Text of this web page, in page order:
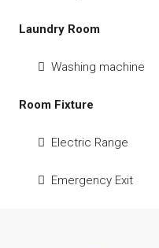
Laundry Room
Washing machine
Room Fixture
Electric Range
Emergency Exit